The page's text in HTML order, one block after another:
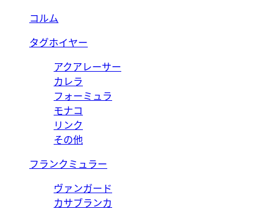
コルム
タグホイヤー
アクアレーサー
カレラ
フォーミュラ
モナコ
リンク
その他
フランクミュラー
ヴァンガード
カサブランカ